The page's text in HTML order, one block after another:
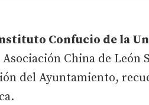
Confucio de la
China de León
del Ayuntamiento,